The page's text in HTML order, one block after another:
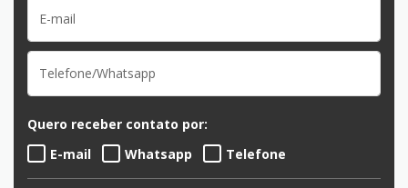
Quero receber contato por:
E-mail
Whatsapp Telefone